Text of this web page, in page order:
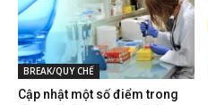
BREAK/QUY CHẾ
Cập nhật một số điểm trong